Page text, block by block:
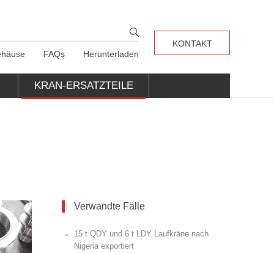
KONTAKT
FAQs Herunterladen
KRAN-ERSATZTEILE
Verwandte Fälle
-
15 t QDY und 6 t LDY Laufkräne nach
Nigeria exportiert